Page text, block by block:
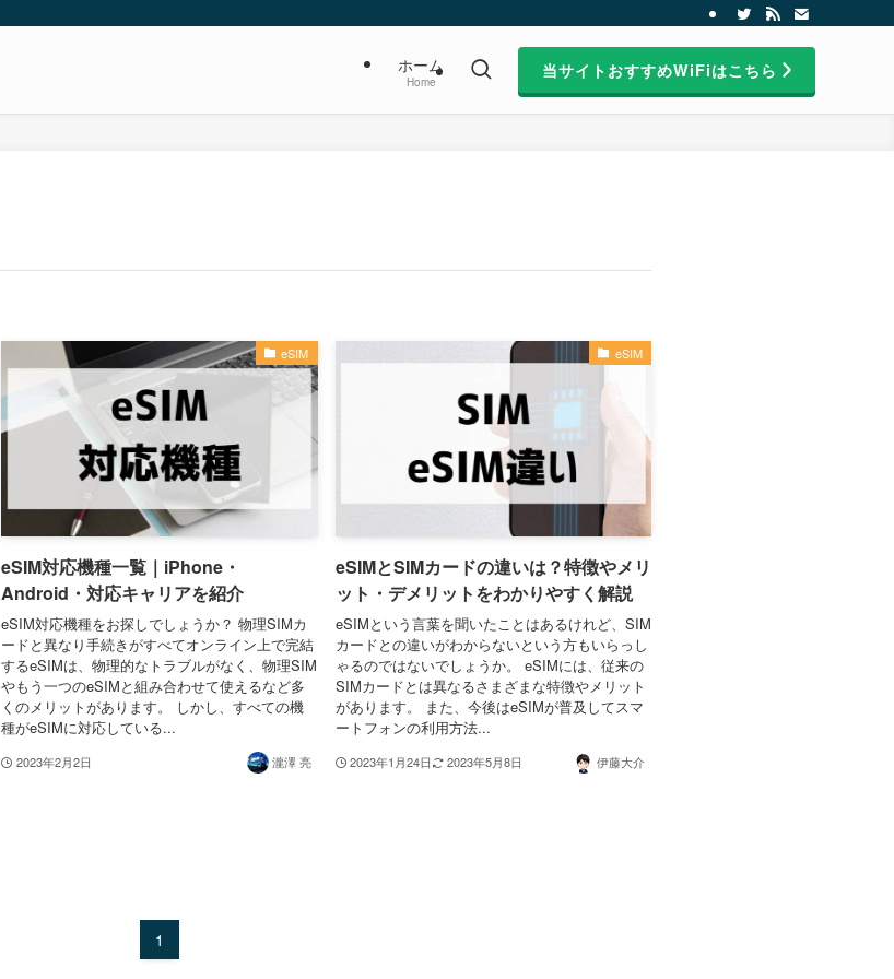
ホーム
Home
当サイトおすすめWiFiはこちら
eSIM
eSIM対応機種一覧｜iPhone・
Android・対応キャリアを紹介
eSIM対応機種をお探しでしょうか？ 物理SIMカ
ードと異なり手続きがすべてオンライン上で完結
するeSIMは、物理的なトラブルがなく、物理SIM
やもう一つのeSIMと組み合わせて使えるなど多
くのメリットがあります。 しかし、すべての機
種がeSIMに対応している...
2023年2月2日 瀧澤 亮
eSIM
eSIMとSIMカードの違いは？特徴やメリ
ット・デメリットをわかりやすく解説
eSIMという言葉を聞いたことはあるけれど、SIM
カードとの違いがわからないという方もいらっし
ゃるのではないでしょうか。 eSIMには、従来の
SIMカードとは異なるさまざまな特徴やメリット
があります。 また、今後はeSIMが普及してスマ
ートフォンの利用方法...
2023年1月24日 2023年5月8日 伊藤大介
1